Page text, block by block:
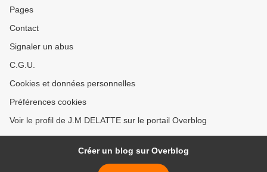
Pages
Contact
Signaler un abus
C.G.U.
Cookies et données personnelles
Préférences cookies
Voir le profil de J.M DELATTE sur le portail Overblog
Créer un blog sur Overblog